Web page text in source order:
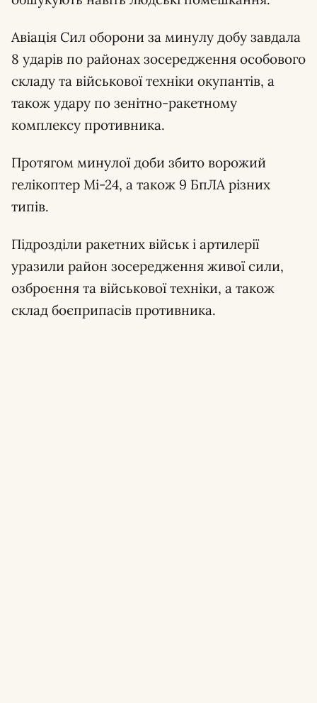
Авіація Сил оборони за минулу добу завдала
8 ударів по районах зосередження особового
складу та військової техніки окупантів, а
також удару по зенітно-ракетному
комплексу противника.
Протягом минулої доби збито ворожий
гелікоптер Мі-24, а також 9 БпЛА різних
типів.
Підрозділи ракетних військ і артилерії
уразили район зосередження живої сили,
озброєння та військової техніки, а також
склад боєприпасів противника.